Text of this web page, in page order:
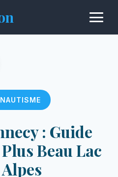
: Guide
Beau Lac